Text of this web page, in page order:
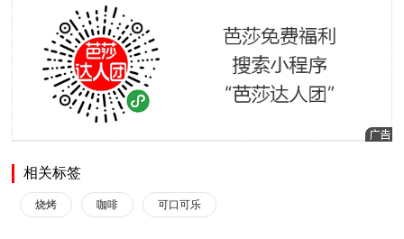
相关标签
烧烤 咖啡 可口可乐